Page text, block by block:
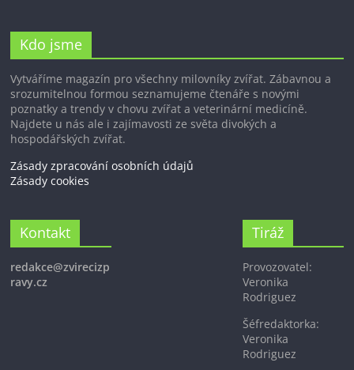
Kdo jsme
Vytváříme magazín pro všechny milovníky zvířat. Zábavnou a
srozumitelnou formou seznamujeme čtenáře s novými
poznatky a trendy v chovu zvířat a veterinární medicíně.
Najdete u nás ale i zajímavosti ze světa divokých a
hospodářských zvířat.
Zásady zpracování osobních údajů
Zásady cookies
Kontakt
redakce@zvirecizp
ravy.cz
Tiráž
Provozovatel:
Veronika
Rodriguez
Šéfredaktorka:
Veronika
Rodriguez